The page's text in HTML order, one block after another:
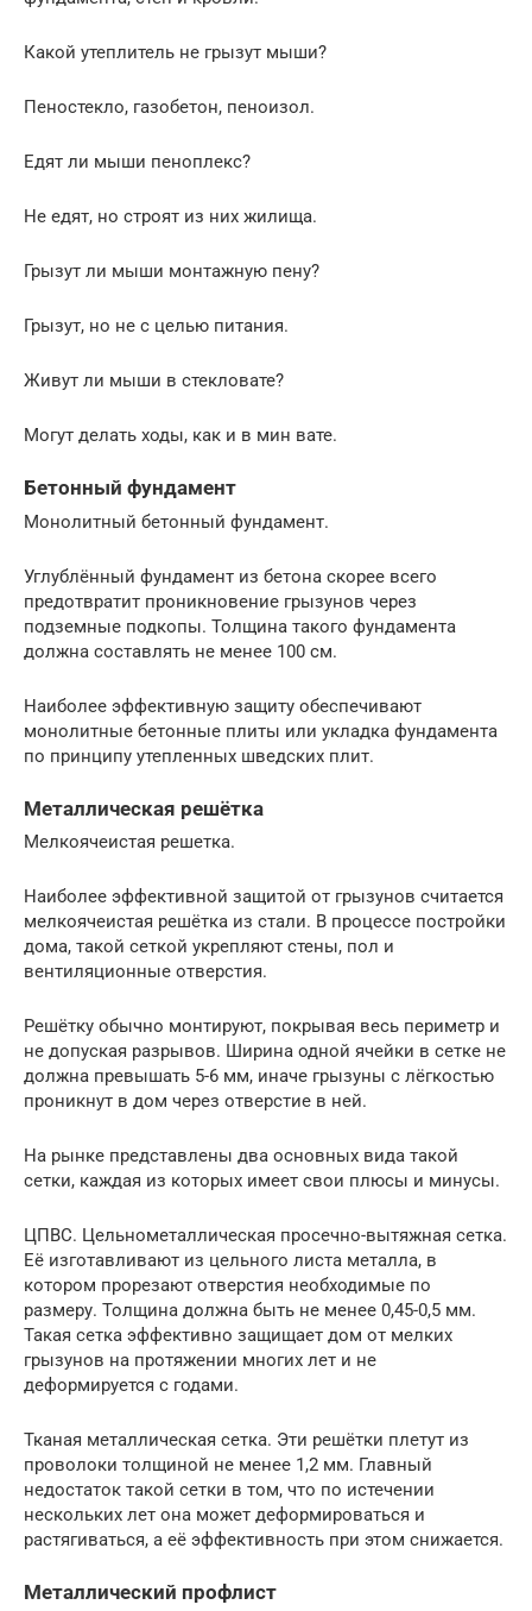
Какой утеплитель не грызут мыши?
Пеностекло, газобетон, пеноизол.
Едят ли мыши пеноплекс?
Не едят, но строят из них жилища.
Грызут ли мыши монтажную пену?
Грызут, но не с целью питания.
Живут ли мыши в стекловате?
Могут делать ходы, как и в мин вате.
Бетонный фундамент
Монолитный бетонный фундамент.
Углублённый фундамент из бетона скорее всего
предотвратит проникновение грызунов через
подземные подкопы. Толщина такого фундамента
должна составлять не менее 100 см.
Наиболее эффективную защиту обеспечивают
монолитные бетонные плиты или укладка фундамента
по принципу утепленных шведских плит.
Металлическая решётка
Мелкоячеистая решетка.
Наиболее эффективной защитой от грызунов считается
мелкоячеистая решётка из стали. В процессе постройки
дома, такой сеткой укрепляют стены, пол и
вентиляционные отверстия.
Решётку обычно монтируют, покрывая весь периметр и
не допуская разрывов. Ширина одной ячейки в сетке не
должна превышать 5-6 мм, иначе грызуны с лёгкостью
проникнут в дом через отверстие в ней.
На рынке представлены два основных вида такой
сетки, каждая из которых имеет свои плюсы и минусы.
ЦПВС. Цельнометаллическая просечно-вытяжная сетка.
Её изготавливают из цельного листа металла, в
котором прорезают отверстия необходимые по
размеру. Толщина должна быть не менее 0,45-0,5 мм.
Такая сетка эффективно защищает дом от мелких
грызунов на протяжении многих лет и не
деформируется с годами.
Тканая металлическая сетка. Эти решётки плетут из
проволоки толщиной не менее 1,2 мм. Главный
недостаток такой сетки в том, что по истечении
нескольких лет она может деформироваться и
растягиваться, а её эффективность при этом снижается.
Металлический профлист